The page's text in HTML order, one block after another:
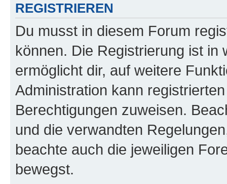
REGISTRIEREN
Du musst in diesem Forum
können. Die Registrierung ist in
ermöglicht dir, auf weitere
Administration kann
Berechtigungen zuweisen.
und die verwandten
beachte auch die jeweiligen
bewegst.